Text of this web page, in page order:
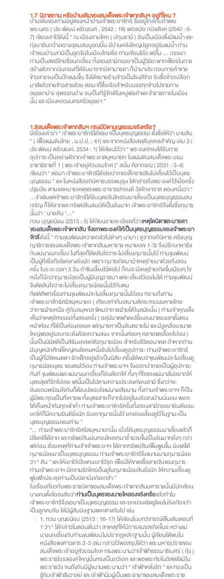
1.7 นิวาสถาน หรือบ้านเดิมของสมเด็จพระเจ้าตากสินฯ อยู่ที่ไหน ?
บ้านเดิมของท่านอยู่ตรงหน้าบ้านเจ้าพระยาจักรี ซึ่งอยู่ใกล้กับกำแพง
พระนคร ( ประพัฒน์ ตรีณรงค์ , 2542 : 18) แต่วรมัย กบิลสิงห์ (2540 : 6-
7) เขียนเล่าไว้ดังนี้ “ ณ เมืองสามโคก ( ปทุมธานี ) อันเป็นเมืองซึ่งมีแม่น้ำ และ
ทุ่งนาอันกว้างขวางอุดมสมบูรณ์นั้น มีบ้านหลังใหญ่ปลูกอยู่ริมแม่น้ำ ท่าน
เจ้าของบ้านสามีเป็นลูกจีนในเมืองไทยชื่อ ท่านเจียนโล้ว แซ่ลิ้ม … ภรรยา
ท่านเป็นสตรีไทยชื่อนกเอี้ยง ทั้งสองสามีภรรยาเป็นผู้วิริยะพากเพียรในการ
สร้างตัวจากเงินทองที่ได้รับมาจากบิดามารดา ก็นำมาประกอบการค้าขาย
ข้าวสารจนเป็นปึกแผ่นขึ้น จึงได้ขยายร้านข้าวเป็นโรงสีข้าว รับซื้อข้าวเปลือก
มาสีแล้วขายข้าวสารด้วย ต่อมาก็ซื้อเรือสำหรับบรรทุกข้าวไปขายทาง
อยุธยาบ้าง สุพรรณบ้าง จนเป็นที่รู้จักดีในหมู่พ่อค้าและข้าราชการในเมือง
นั้น และเมืองหลวงนครศรีอยุธยา ”
1.8สมเด็จพระเจ้าตากสินฯ ทรงมีบิดาบุญธรรมจริงหรือ ?
มีเรื่องเล่าว่า “ เจ้าพระยาจักรีได้ขอมาเป็นบุตรบุญธรรม ตั้งชื่อให้ว่า นายสิน
” ( เพื่อแผ่นดินไทย , ม.ป.ป. : 41) และจากหนังสือสดุดีบุคคลสำคัญ เล่ม 3 (
ประพัฒน์ ตรีณรงค์, 2534 : 1) ได้เขียนไว้ว่า “ พระองค์ทรงได้รับการ
อุปการะเป็นอย่างดีจากเจ้าพระยาสมุหนายก ในแผ่นดินสมเด็จพระบรม
ราชาธิราชที่ 1 ( พระเจ้าอยู่หัวบรมโกศ )” สนั่น ศิลากรณ์ ( 2531 : 3-4)
เขียนว่า “ ต่อมา เจ้าพระยาจักรีได้เอ่ยปากขอเด็กชายสินไปเลี้ยงไว้เป็นบุตร
บุญธรรม ” และในหนังสืออภินิหารบรรพบุรุษ ได้กล่าวถึงพระองค์ไว้เมื่อครั้ง
ปฐมวัย ตามจดหมายเหตุของพระอาจารย์ทองดี วัดโกษาวาส ตอนหนึ่งว่า “
…จำเดิมแต่เจ้าพระยาจักรีได้รับบุตรจีนไหฮองมาเลี้ยงเป็นบุตรบุญธรรมจน
เจริญ ก็ได้ลาภและทรัพย์สินสมบัติเป็นอันมาก เจ้าพระยาจักรีจึงตั้งชื่อกุมาร
นั้นว่า ‘ นายสิน ‘…”
ทวน บุญยนิยม (2513 : 5) ได้เขียนรายละเอียดที่ว่า เหตุใดบิดาและมารดา
ของสมเด็จพระเจ้าตากสิน จึงยกพระองค์ให้เป็นบุตรบุญธรรมของเจ้าพระยา
จักรี ดังนี้ “ ท่านขุนพัฒน์หวาดกลัวไปต่างๆ นานา ( ดูจากอภินิหาร หรือบุญ
ญาธิการของสมเด็จพระเจ้าตากสินมหาราช หมายเลข 1-3) จึงปรึกษาหารือ
กับแม่นางนกเอี้ยง ในที่สุดก็ตัดสินใจว่าจะไม่เลี้ยงกุมารนั้นไว้ ท่านขุนพัฒน์
เป็นผู้ที่เชื่อถือโชคลางยิ่งนัก เพราะกุมารเกิดมานำเหตุร้ายมาด้วยถึงสอง
ครั้ง ในระยะเวลา 3 วัน ถ้าขืนเลี้ยงไว้ต่อไป ก็คงจะมีเหตุร้ายเกิดขึ้นเนืองๆ ใจ
หนึ่งก็นึกว่ากุมารน้อยเป็นผู้มีบุญวาสนา แต่จะเลี้ยงไว้เองไม่ได้ ท่านขุนพัฒน์
จึงตัดสินใจว่าจะไม่เลี้ยงกุมารน้อยนั้นไว้กับตน
กิตติศัพท์เรื่องท่านขุนพัฒน์จะไม่เลี้ยงกุมารนั้นไว้เอง ทราบถึงท่าน
เจ้าพระยาจักรีศรีสมุหนายก ( เทียบเท่ากับเสนาบดีกระทรวงมหาดไทย
ว่าการฝ่ายหนือ คู่กับสมุหกลาโหมว่าการฝ่ายใต้ในสมัยนั้น ) ท่านเจ้าคุณเล็ง
เห็นว่าเหตุอัศจรรย์ทั้งสองครั้ง ( อสุนีบาตฟาดเปรี้ยงลงมาตรงเสาดั้งตรง
หน้าห้อง ที่ใช้เป็นห้องคลอด แต่กุมารหาเป็นอันตรายไม่ และมีงูเหลือมขนาด
ใหญ่ขดอยู่รอบกระด้งด้วยความสงบ จากนั้นค่อยๆ คลายขดเลื้อยไปเอง )
นั้นเป็นนิมิตดีเป็นสิริมงคลแก่ตัวกุมารน้อย สำหรับชีวิตอนาคต ถ้าหากท่าน
มีบุญหนักศักดิ์ใหญ่คนใดคนหนึ่งรับไปเลี้ยงดูอุปการะ ท่านเจ้าพระยาจักรี
เป็นผู้ที่มีจิตเมตตา รักเด็กอยู่แล้วเป็นนิสัย ครั้นได้พบว่าขุนพัฒน์จะไม่เลี้ยงดู
กุมารน้อยบุตร ของตนไว้เอง ท่านเจ้าพระยาฯ จึงออกปากขอเป็นผู้อุปการะ
ทันที ขุนพัฒน์และแม่นางนกเอี้ยงก็ยินดียกให้ ทั้งๆ ที่ใจของแม่นางไม่อยากให้
บุตรสุดที่รักไปเลย แต่นั้นเป็นไปตามความประสงค์ของสามี ซึ่งกว่าจะ
ยินยอมพร้อมใจกันก็ต้องปลอบใจแม่นางเสียนาน ทั้งท่านเจ้าพระยาฯ ก็เป็น
ผู้มีพระคุณเป็นที่เคารพ ทั้งบุตรชายก็จากไปอยู่ในบริเวณบ้านนั่นเอง พอจะ
ได้เห็นหน้ากันทุกเช้าค่ำ ท่านเจ้าพระยาจักรีครั้นทั้งสองสามีภรรยายินดียอม
ยกให้ก็มีความยินดียิ่งนัก รับเอากุมารนั้นไว้ ยกย่องเลี้ยงดูไว้ในฐานะเป็น
บุตรบุญธรรมของท่าน ”
“… ท่านเจ้าพระยาจักรีศรีสมุหนายกนั้น เมื่อได้บุตรบุญธรรมมาเลี้ยงแล้วก็
มีโชคดีได้ลาภ และทรัพย์สินเงินทองไหลเทมาร่ำรวยขึ้นเป็นอันมากยิ่งๆ กว่า
แต่ก่อน ด้วยเหตุที่ท่านเจ้าเจ้าพระยาฯ ได้ลาภทรัพย์สินเพิ่มพูนขึ้น นับแต่ได้
กุมารน้อยมาเป็นบุตรบุญธรรม ท่านเจ้าพระยาจักรีจึงขนานนามกุมารน้อย
ว่า “ สิน ” และให้เอาไว้เปียแทนเอาไว้จุก เพื่อมิให้ขาดเชื้อสายจีนของกุมาร
ท่านเจ้าพระยาฯ มีความรักใคร่เอ็นดูในกุมารน้อยสินยิ่งนัก ให้ความเลี้ยงดู
ฟูมฟักประดุจท่านเป็นบิดาบังเกิดเกล้า ”
ในเรื่องเกี่ยวกับพระราชบิดาของสมเด็จพระเจ้าตากสินมหาราชนั้นมีนักเขียน
บางคนตั้งข้อสงสัยว่า ท่านเป็นบุตรของนายไหฮองจริงหรือ แล้วทำไม
เจ้าพระยาจักรีจึงขอมาเป็นบุตรบุญธรรม และยกย่องเชิดชูโดยไม่รังเกียจว่า
เป็นลูกคนจีน ได้มีผู้สันนิษฐานแตกต่างกันไป เช่น
1. ทวน บุณยนิยม (2513 : 16-17) ได้เขียนในบทวิจารณ์เพิ่มเติมตอนที่
1 ว่า “ ได้กล่าวในตอนต้นว่า สาเหตุที่ให้มีการสมรสเกิดขึ้นระหว่างแม่
นางนกเอี้ยงกับท่านขุนพัฒน์ไม่ปรากฏหลักฐานนั้น ผู้เขียนได้พบใน
หนังสือพงศาวดาร 2-3 เล่ม กล่าวไว้พอสรุปได้ว่า พระมหาอุปราชของ
สมเด็จพระเจ้าอยู่หัวบรมโกศ ทรงพระนามว่าเจ้าฟ้าธรรมาธิเบศร์ ( กุ้ง )
พระราชโอรสองค์ใหญ่นั้นทรงเป็นกวีเอก และพอพระทัยในอิสตรีแม้ใน
พระราชวัง จนถึงกับมีผู้ขนานพระนามว่า “ เจ้าฟ้าคลั่งรัก ” และทรงเป็น
ชู้กับเจ้าฟ้าสังวาลย์ และเจ้าฟ้านิ่มผู้เป็นพระชายาของสมเด็จพระราช